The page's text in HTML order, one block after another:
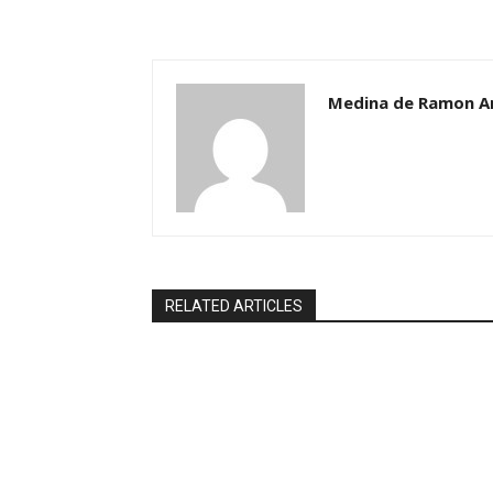
Medina de Ramon
RELATED ARTICLES